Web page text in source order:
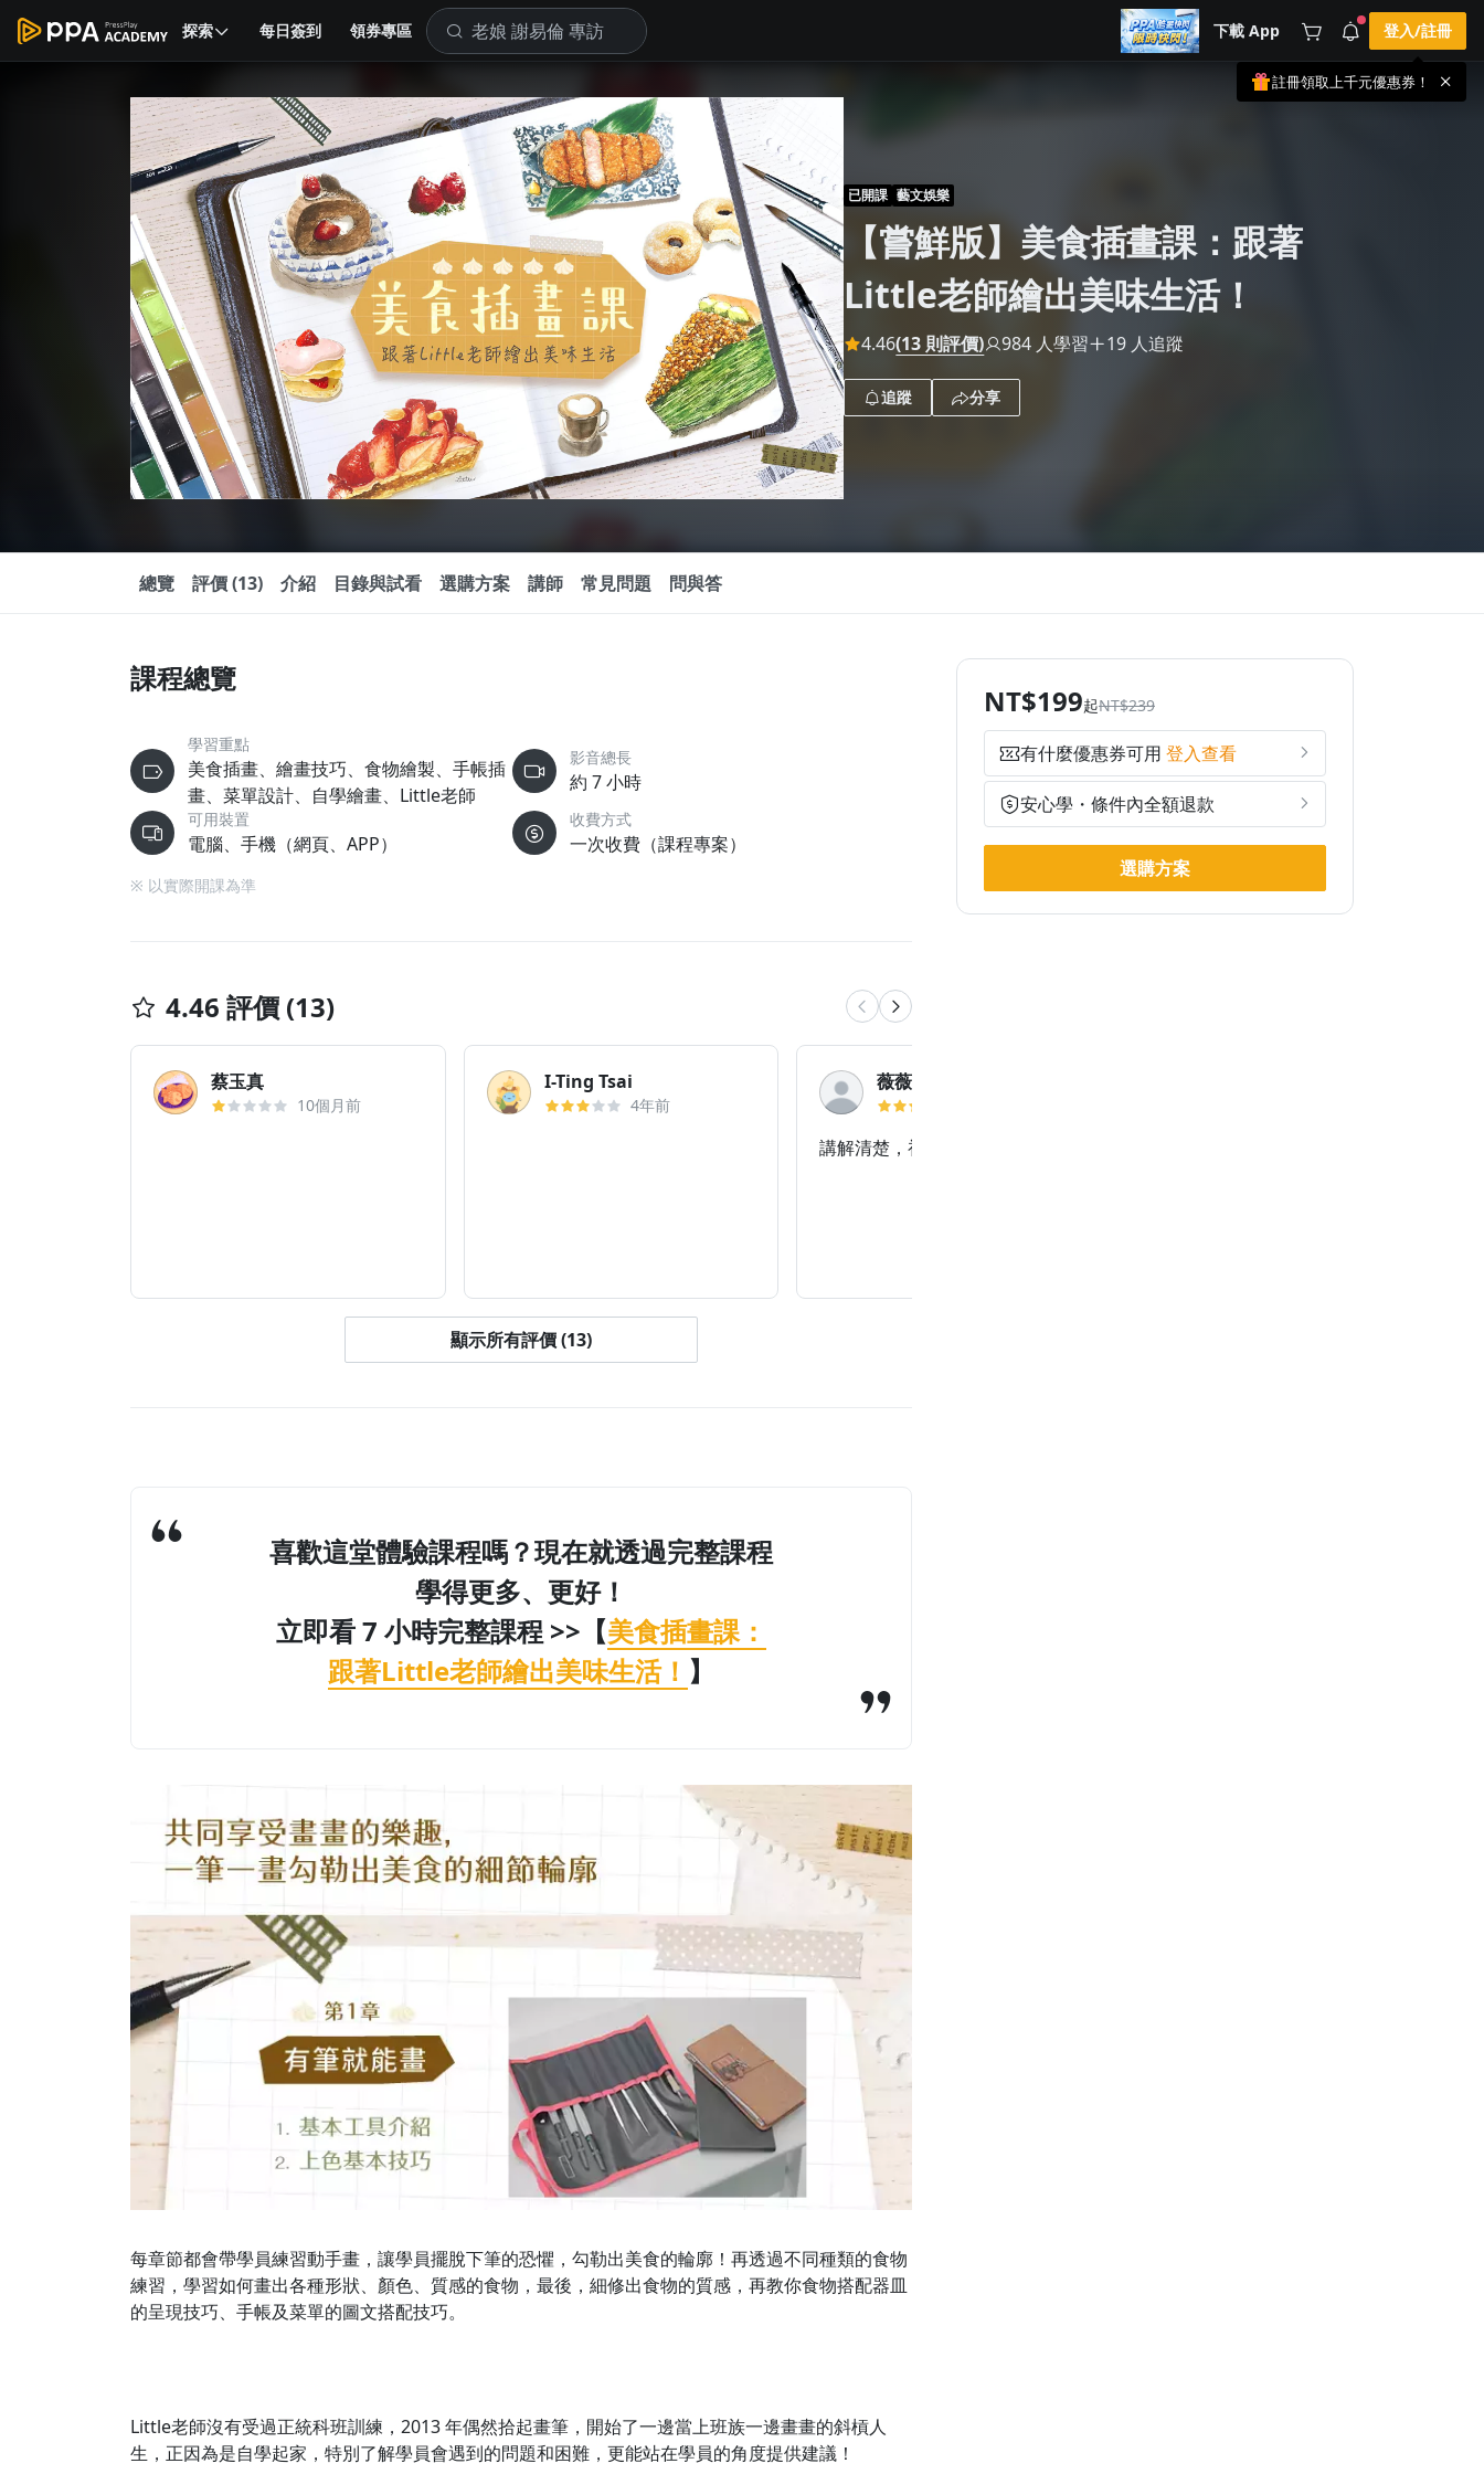
探索 每日簽到 領券專區 下載 App
NT$2,500 現折 NT$300◾活動期間：即
日起 - 8/13（只有一週）-📣 酷暑季好康
\ 再加碼 /→ 點數回饋無上限🔥購買任一
課程 or 訂閱✅ 消費即享回饋 1% 點數
✅ 滿 $5,000 回饋 2% 點數🎁 此為 PPA
官方帳號 Line@ 專屬活動，加入好友👉
播」！
查看全部
登入/註冊
註冊領取上千元優惠券！
已開課 藝文娛樂
【嘗鮮版】美食插畫課：跟著
Little老師繪出美味生活！
4.46(13 則評價) 984 人學習 19 人追蹤
追蹤 分享
總覽 評價 (13) 介紹 目錄與試看 選購方案 講師 常見問題 問與答
NT$199起NT$239
有什麼優惠券可用 登入查看
安心學・條件內全額退款
選購方案
課程總覽
學習重點
美食插畫、繪畫技巧、食物繪製、手帳插
畫、菜單設計、自學繪畫、Little老師
影音總長
約 7 小時
可用裝置
電腦、手機（網頁、APP）
收費方式
一次收費（課程專案）
※ 以實際開課為準
4.46 評價 (13)
蔡玉真
10個月前
I-Ting Tsai
4年前
薇薇
講解清楚，初學者可以嘗試看看
顯示所有評價 (13)
喜歡這堂體驗課程嗎？現在就透過完整課程
學得更多、更好！
立即看 7 小時完整課程 >> 【美食插畫課：
跟著Little老師繪出美味生活！ 】
每章節都會帶學員練習動手畫，讓學員擺脫下筆的恐懼，勾勒出美食的輪廓！再透過不同種類的食物
練習，學習如何畫出各種形狀、顏色、質感的食物，最後，細修出食物的質感，再教你食物搭配器皿
的呈現技巧、手帳及菜單的圖文搭配技巧。
Little老師沒有受過正統科班訓練，2013 年偶然拾起畫筆，開始了一邊當上班族一邊畫畫的斜槓人
生，正因為是自學起家，特別了解學員會遇到的問題和困難，更能站在學員的角度提供建議！